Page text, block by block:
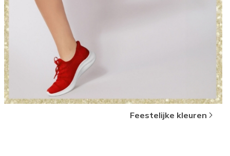
Feestelijke kleuren